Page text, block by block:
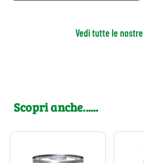
Vedi tutte le
Scopri anche......